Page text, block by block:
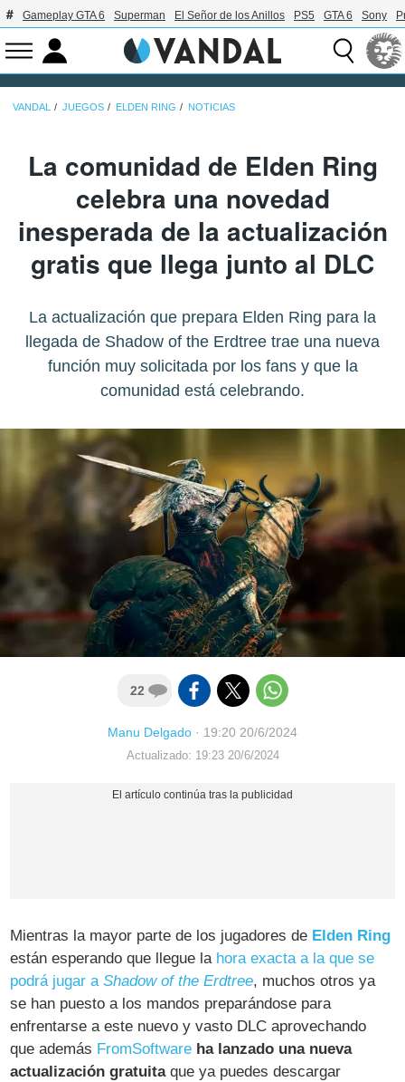
Gameplay GTA 6 Superman El Señor de los Anillos PS5 GTA 6 Sony
VANDAL JUEGOS ELDEN RING NOTICIAS
La comunidad de Elden Ring
celebra una novedad
inesperada de la actualización
gratis que llega junto al DLC
La actualización que prepara Elden Ring para la
llegada de Shadow of the Erdtree trae una nueva
función muy solicitada por los fans y que la
comunidad está celebrando.
22
Manu Delgado · 19:20 20/6/2024
Actualizado: 19:23 20/6/2024
Mientras la mayor parte de los jugadores de Elden Ring
están esperando que llegue la hora exacta a la que se
podrá jugar aShadow of the Erdtree, muchos otros ya
se han puesto a los mandos preparándose para
enfrentarse a este nuevo y vasto DLC aprovechando
que además FromSoftware ha lanzado una nueva
actualización gratuitaque ya puedes descargar